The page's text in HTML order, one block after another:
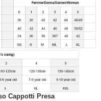
Cappotti Presa